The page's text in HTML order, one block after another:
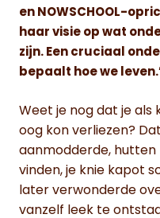
en NOWSCHOOL-
haar visie op wat
zijn. Een cruciaal
bepaalt hoe we
Weet je nog dat je als
oog kon verliezen?
aanmodderde, hutten
vinden, je knie kapot
later verwonderde
vanzelf leek te